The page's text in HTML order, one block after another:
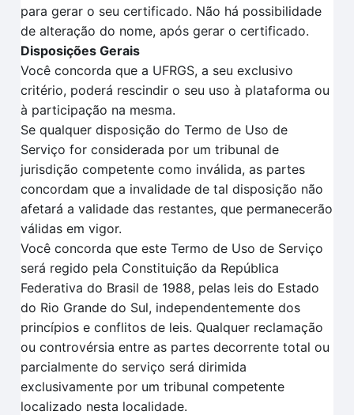
para gerar o seu certificado. Não há possibilidade
de alteração do nome, após gerar o certificado.
Disposições Gerais
Você concorda que a UFRGS, a seu exclusivo
critério, poderá rescindir o seu uso à plataforma ou
à participação na mesma.
Se qualquer disposição do Termo de Uso de
Serviço for considerada por um tribunal de
jurisdição competente como inválida, as partes
concordam que a invalidade de tal disposição não
afetará a validade das restantes, que permanecerão
válidas em vigor.
Você concorda que este Termo de Uso de Serviço
será regido pela Constituição da República
Federativa do Brasil de 1988, pelas leis do Estado
do Rio Grande do Sul, independentemente dos
princípios e conflitos de leis. Qualquer reclamação
ou controvérsia entre as partes decorrente total ou
parcialmente do serviço será dirimida
exclusivamente por um tribunal competente
localizado nesta localidade.